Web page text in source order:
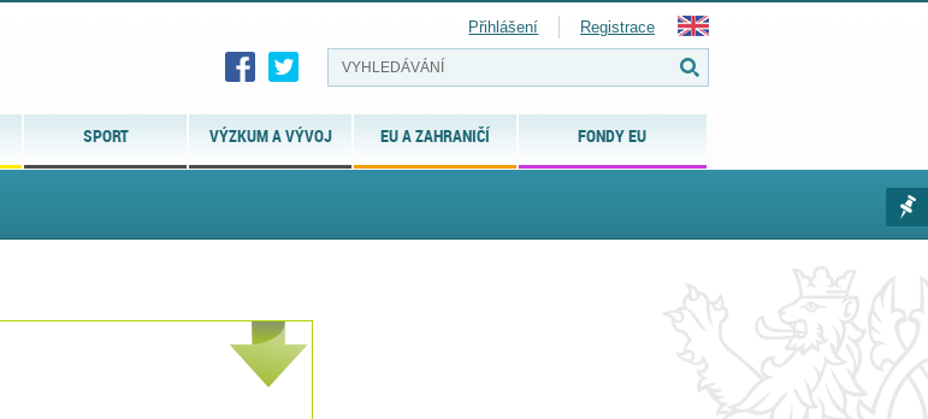
SPORT VÝZKUM A VÝVOJ EU A ZAHRANIČÍ FONDY EU
Přihlášení Registrace